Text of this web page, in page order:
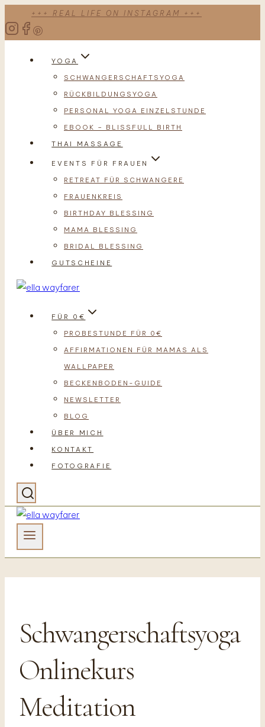
Inhalt
+++ REAL LIFE ON INSTAGRAM +++
YOGA
SCHWANGERSCHAFTSYOGA
RÜCKBILDUNGSYOGA
PERSONAL YOGA EINZELSTUNDE
EBOOK – BLISSFULL BIRTH
THAI MASSAGE
EVENTS FÜR FRAUEN
RETREAT FÜR SCHWANGERE
FRAUENKREIS
BIRTHDAY BLESSING
MAMA BLESSING
BRIDAL BLESSING
GUTSCHEINE
FÜR 0€
PROBESTUNDE FÜR 0€
AFFIRMATIONEN FÜR MAMAS ALS
WALLPAPER
BECKENBODEN-GUIDE
NEWSLETTER
BLOG
ÜBER MICH
KONTAKT
FOTOGRAFIE
Schwangerschaftsyoga
Onlinekurs
Meditation